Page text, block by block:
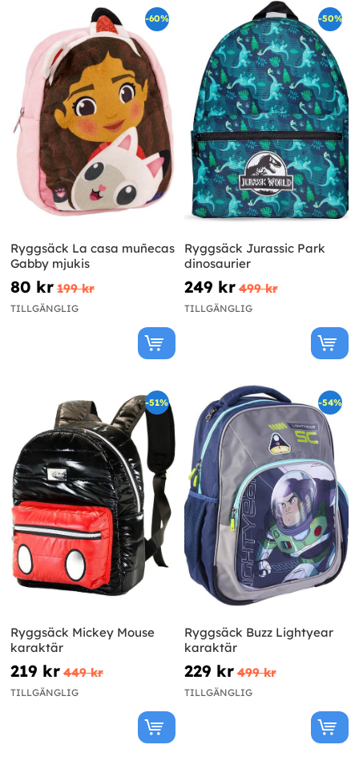
-60%
Ryggsäck La casa muñecas
Gabby mjukis
80 kr 199 kr
TILLGÄNGLIG
-50%
Ryggsäck Jurassic Park
dinosaurier
249 kr 499 kr
TILLGÄNGLIG
-51%
Ryggsäck Mickey Mouse
karaktär
219 kr 449 kr
TILLGÄNGLIG
-54%
Ryggsäck Buzz Lightyear
karaktär
229 kr 499 kr
TILLGÄNGLIG